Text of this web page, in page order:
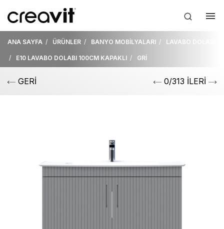
ANA SAYFA ÜRÜNLER BANYO MOBİLYALARI LAVABO DOLABI
E10 LAVABO DOLABI 100CM KAPAKLI GRİ
GERİ 0/313 İLERİ